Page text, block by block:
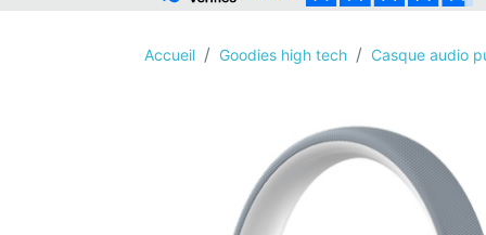
Accueil Goodies high tech Casque audio